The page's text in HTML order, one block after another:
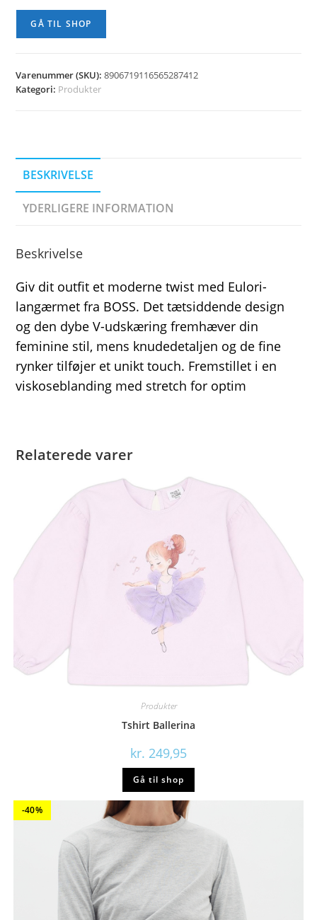
GÅ TIL SHOP
Varenummer (SKU):8906719116565287412
Kategori: Produkter
BESKRIVELSE
YDERLIGERE INFORMATION
Beskrivelse
Giv dit outfit et moderne twist med Eulori-
langærmet fra BOSS. Det tætsiddende design
og den dybe V-udskæring fremhæver din
feminine stil, mens knudedetaljen og de fine
rynker tilføjer et unikt touch. Fremstillet i en
viskoseblanding med stretch for optim
Relaterede varer
Produkter
Tshirt Ballerina
kr. 249,95
Gå til shop
-40%